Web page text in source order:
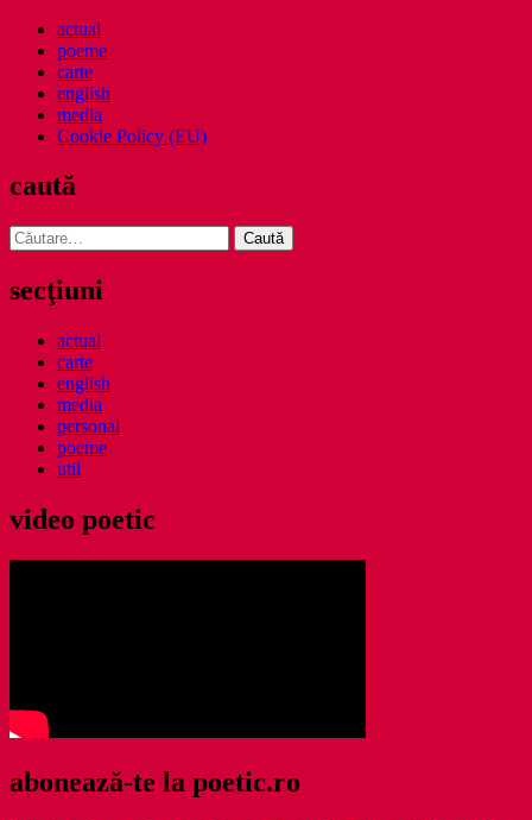
actual
poeme
carte
english
media
Cookie Policy (EU)
caută
Caută
după:
secţiuni
actual
carte
english
media
personal
poeme
util
video poetic
abonează-te la poetic.ro